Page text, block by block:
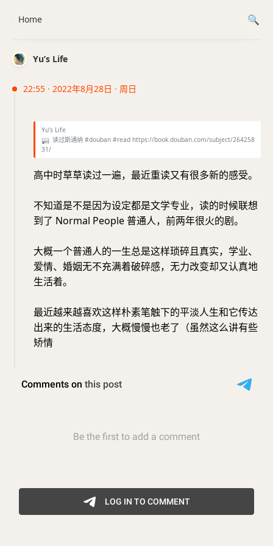
Yu’s Life
22:55 · 2022年8月28日 · 周日
Yu’s Life
📖 读过斯通纳 #douban #read https://book.douban.com/subject/264258
31/
高中时草草读过一遍，最近重读又有很多新的感受。
不知道是不是因为设定都是文学专业，读的时候联想
到了 Normal People 普通人，前两年很火的剧。
大概一个普通人的一生总是这样琐碎且真实，学业、
爱情、婚姻无不充满着破碎感，无力改变却又认真地
生活着。
最近越来越喜欢这样朴素笔触下的平淡人生和它传达
出来的生活态度，大概慢慢也老了（虽然这么讲有些
矫情
Home